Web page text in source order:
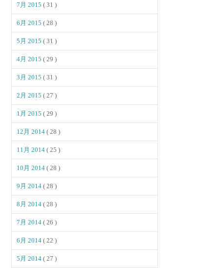
7月 2015( 31 )
6月 2015( 28 )
5月 2015( 31 )
4月 2015( 29 )
3月 2015( 31 )
2月 2015( 27 )
1月 2015( 29 )
12月 2014( 28 )
11月 2014( 25 )
10月 2014( 28 )
9月 2014( 28 )
8月 2014( 28 )
7月 2014( 26 )
6月 2014( 22 )
5月 2014( 27 )